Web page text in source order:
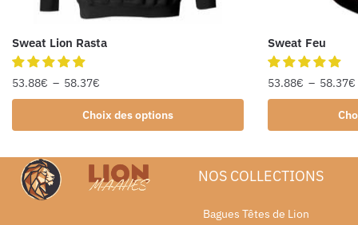
Sweat Lion Rasta
53.88€ – 58.37€
Choix des options
Sweat Feu
53.88€ – 58.37€
NOS COLLECTIONS
Bagues Têtes de Lion